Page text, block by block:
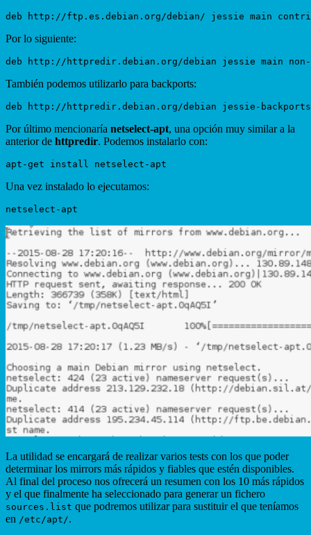
Por lo siguiente:
También podemos utilizarlo para backports:
Por último mencionaría netselect-apt, una opción muy similar a la
anterior de httpredir. Podemos instalarlo con:
Una vez instalado lo ejecutamos:
La utilidad se encargará de realizar varios tests con los que poder
determinar los mirrors más rápidos y fiables que estén disponibles.
Al final del proceso nos ofrecerá un resumen con los 10 más rápidos
y el que finalmente ha seleccionado para generar un fichero
sources.list que podremos utilizar para sustituir el que teníamos
en /etc/apt/.